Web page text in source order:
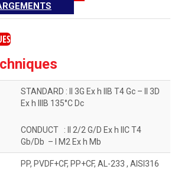
STANDARD : II 3G Ex h IIB T4 Gc – II 3D
Ex h IIIB 135°C Dc
CONDUCT : II 2/2 G/D Ex h IIC T4
Gb/Db – I M2 Ex h Mb
PP, PVDF+CF, PP+CF, ΑL-233 , AISI316